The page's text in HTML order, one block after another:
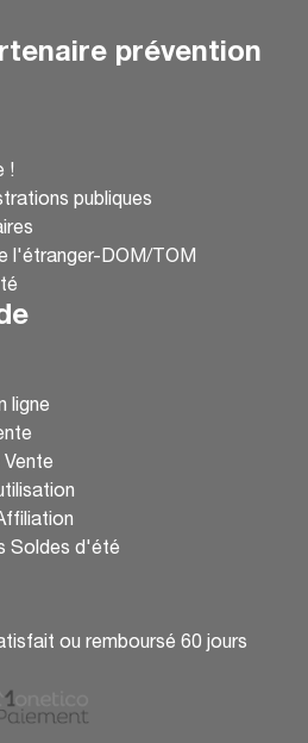
prévention
!
publiques
l'étranger-DOM/TOM
ligne
Soldes d'été
ou remboursé 60 jours